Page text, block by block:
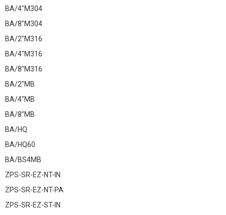
BA/4"M304
BA/8"M304
BA/2"M316
BA/4"M316
BA/8"M316
BA/2"MB
BA/4"MB
BA/8"MB
BA/HQ
BA/HQ60
BA/BS4MB
ZPS-SR-EZ-NT-IN
ZPS-SR-EZ-NT-PA
ZPS-SR-EZ-ST-IN